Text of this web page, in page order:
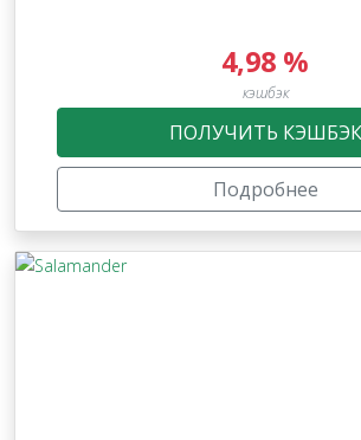
4,98 %
кэшбэк
ПОЛУЧИТЬ КЭШБЭК
Подробнее